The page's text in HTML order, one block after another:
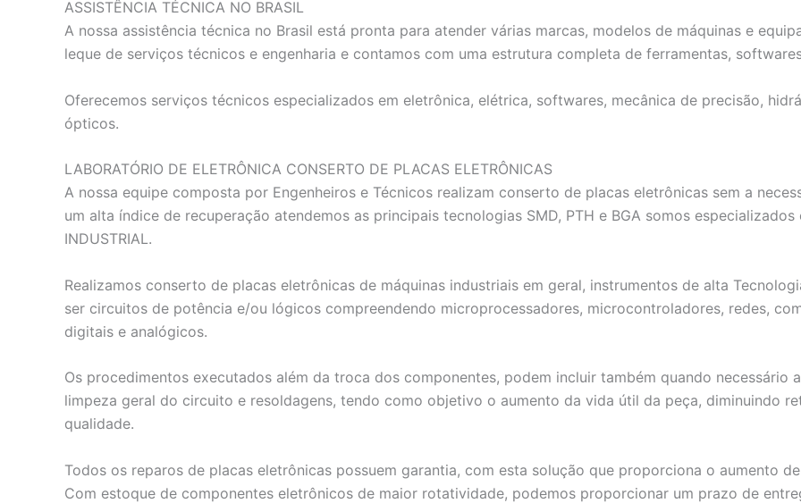
ASSISTÊNCIA TÉCNICA NO BRASIL
A nossa assistência técnica no Brasil está pronta para atender várias marcas, modelos de máquinas e
leque de serviços técnicos e engenharia e contamos com uma estrutura completa de ferramentas,
Oferecemos serviços técnicos especializados em eletrônica, elétrica, softwares, mecânica de precisão,
ópticos.
LABORATÓRIO DE ELETRÔNICA CONSERTO DE PLACAS ELETRÔNICAS
A nossa equipe composta por Engenheiros e Técnicos realizam conserto de placas eletrônicas sem a
um alta índice de recuperação atendemos as principais tecnologias SMD, PTH e BGA somos especializados
INDUSTRIAL.
Realizamos conserto de placas eletrônicas de máquinas industriais em geral, instrumentos de alta
ser circuitos de potência e/ou lógicos compreendendo microprocessadores, microcontroladores, redes,
digitais e analógicos.
Os procedimentos executados além da troca dos componentes, podem incluir também quando necessário
limpeza geral do circuito e resoldagens, tendo como objetivo o aumento da vida útil da peça, diminuindo
qualidade.
Todos os reparos de placas eletrônicas possuem garantia, com esta solução que proporciona o aumento
Com estoque de componentes eletrônicos de maior rotatividade, podemos proporcionar um prazo de